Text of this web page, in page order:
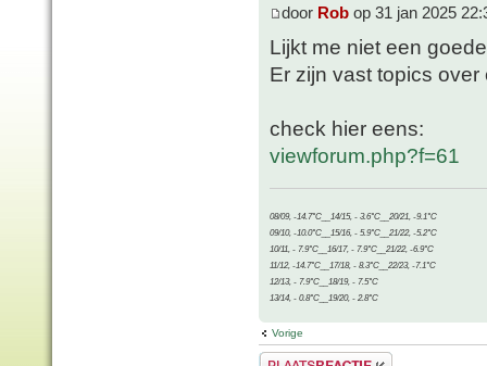
door Rob op 31 jan 2025
Lijkt me niet een
Er zijn vast topics
check hier eens:
viewforum.php?f=61
08/09, -14.7°C__14/15, - 3.6°C__20/21, -9.1°C
09/10, -10.0°C__15/16, - 5.9°C__21/22, -5.2°C
10/11, - 7.9°C__16/17, - 7.9°C__21/22, -6.9°C
11/12, -14.7°C__17/18, - 8.3°C__22/23, -7.1°C
12/13, - 7.9°C__18/19, - 7.5°C
13/14, - 0.8°C__19/20, - 2.8°C
Vorige
Plaats een reactie